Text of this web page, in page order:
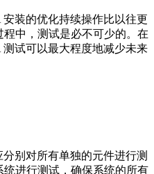
装的优化持续操作比以往更
中，测试是必不可少的。在
试可以最大程度地减少未来
别对所有单独的元件进行测
进行测试，确保系统的所有